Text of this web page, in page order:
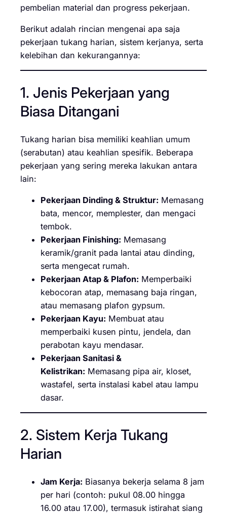
pembelian material dan progress pekerjaan.
Berikut adalah rincian mengenai apa saja
pekerjaan tukang harian, sistem kerjanya, serta
kelebihan dan kekurangannya:
1. Jenis Pekerjaan yang
Biasa Ditangani
Tukang harian bisa memiliki keahlian umum
(serabutan) atau keahlian spesifik. Beberapa
pekerjaan yang sering mereka lakukan antara
lain:
Pekerjaan Dinding & Struktur: Memasang
bata, mencor, memplester, dan mengaci
tembok.
Pekerjaan Finishing: Memasang
keramik/granit pada lantai atau dinding,
serta mengecat rumah.
Pekerjaan Atap & Plafon: Memperbaiki
kebocoran atap, memasang baja ringan,
atau memasang plafon gypsum.
Pekerjaan Kayu: Membuat atau
memperbaiki kusen pintu, jendela, dan
perabotan kayu mendasar.
Pekerjaan Sanitasi &
Kelistrikan: Memasang pipa air, kloset,
wastafel, serta instalasi kabel atau lampu
dasar.
2. Sistem Kerja Tukang
Harian
Jam Kerja: Biasanya bekerja selama 8 jam
per hari (contoh: pukul 08.00 hingga
16.00 atau 17.00), termasuk istirahat siang